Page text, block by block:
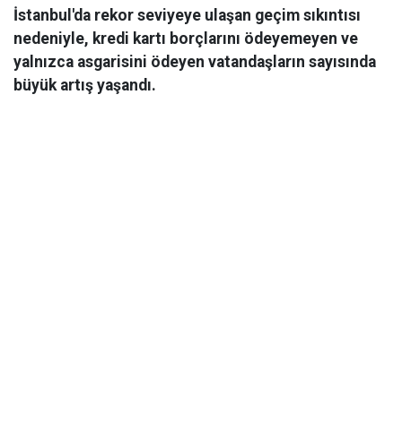
İstanbul'da rekor seviyeye ulaşan geçim sıkıntısı
nedeniyle, kredi kartı borçlarını ödeyemeyen ve
yalnızca asgarisini ödeyen vatandaşların sayısında
büyük artış yaşandı.